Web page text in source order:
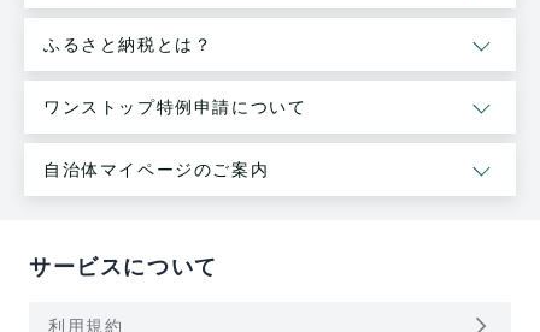
ふるさと納税とは？
ワンストップ特例申請について
自治体マイページのご案内
サービスについて
利用規約 arrow_forward_ios